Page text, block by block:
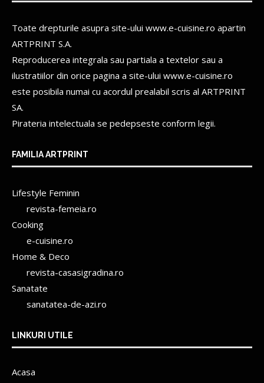
Toate drepturile asupra site-ului www.e-cuisine.ro apartin
ARTPRINT S.A.
Reproducerea integrala sau partiala a textelor sau a
ilustratiilor din orice pagina a site-ului www.e-cuisine.ro
este posibila numai cu acordul prealabil scris al ARTPRINT
SA.
Pirateria intelectuala se pedepseste conform legii.
FAMILIA ARTPRINT
Lifestyle Feminin
revista-femeia.ro
Cooking
e-cuisine.ro
Home & Deco
revista-casasigradina.ro
Sanatate
sanatatea-de-azi.ro
LINKURI UTILE
Acasa